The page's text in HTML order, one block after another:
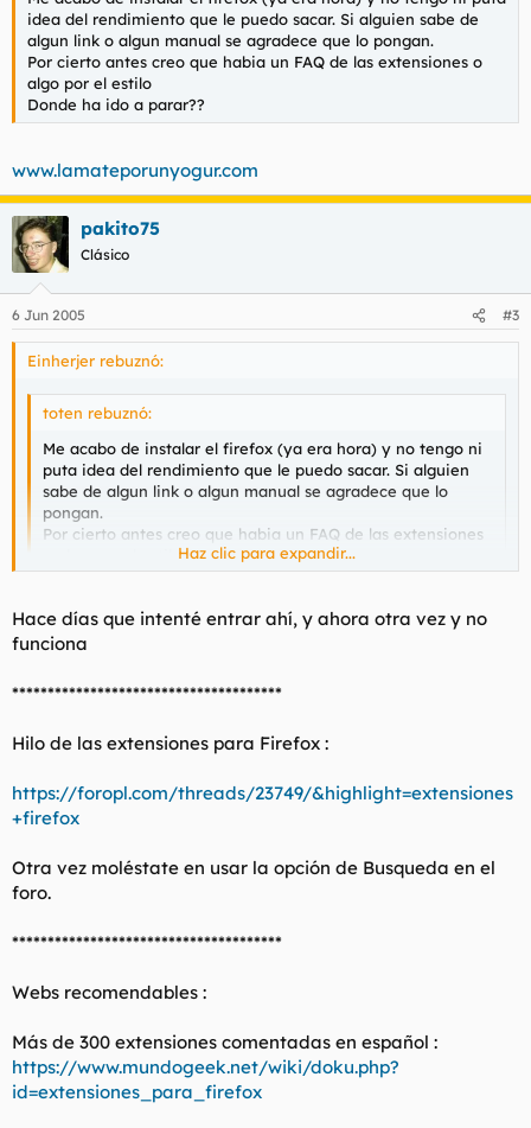
idea del rendimiento que le puedo sacar. Si alguien sabe de
algun link o algun manual se agradece que lo pongan.
Por cierto antes creo que habia un FAQ de las extensiones o
algo por el estilo
Donde ha ido a parar??
www.lamateporunyogur.com
pakito75
Clásico
6 Jun 2005 #3
Einherjer rebuznó:
toten rebuznó:
Me acabo de instalar el firefox (ya era hora) y no tengo ni
puta idea del rendimiento que le puedo sacar. Si alguien
sabe de algun link o algun manual se agradece que lo
pongan.
Por cierto antes creo que habia un FAQ de las extensiones
o algo por el estilo
Donde ha ido a parar??Haz clic para expandir...
www.lamateporunyogur.com
Haz clic para expandir...
Hace días que intenté entrar ahí, y ahora otra vez y no
funciona
**************************************
Hilo de las extensiones para Firefox :
https://foropl.com/threads/23749/&highlight=extensiones
+firefox
Otra vez moléstate en usar la opción de Busqueda en el
foro.
**************************************
Webs recomendables :
Más de 300 extensiones comentadas en español :
https://www.mundogeek.net/wiki/doku.php?
id=extensiones_para_firefox